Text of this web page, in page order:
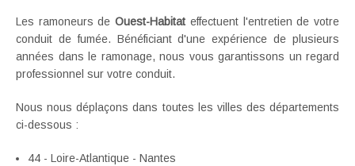
Les ramoneurs deOuest-Habitat effectuent l'entretien de votre
conduit de fumée. Bénéficiant d'une expérience de plusieurs
années dans le ramonage, nous vous garantissons un regard
professionnel sur votre conduit.
Nous nous déplaçons dans toutes les villes des départements
ci-dessous :
44 - Loire-Atlantique - Nantes